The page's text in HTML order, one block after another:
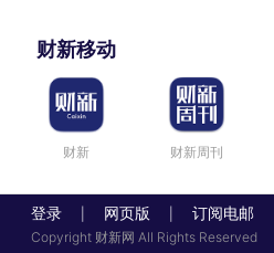
财新移动
财新 财新周刊
登录 网页版 订阅电邮
Copyright 财新网 All Rights Reserved